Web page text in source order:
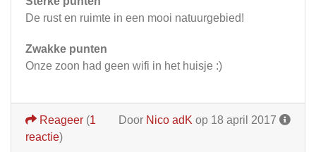
De rust en ruimte in een mooi natuurgebied!
Zwakke punten
Onze zoon had geen wifi in het huisje :)
Door Nico adK op 18 april 2017
Reageer (1
reactie)